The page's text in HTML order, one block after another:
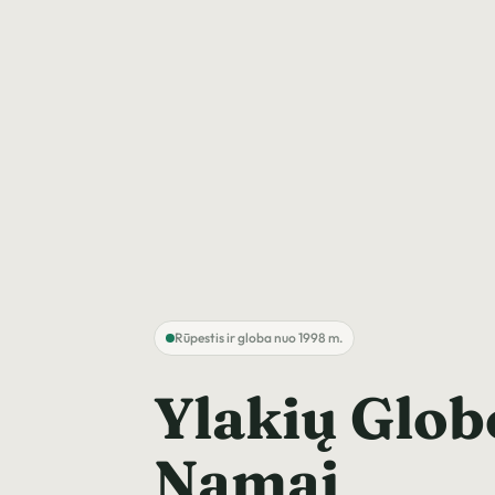
Rūpestis ir globa nuo 1998 m.
Ylakių
Namai